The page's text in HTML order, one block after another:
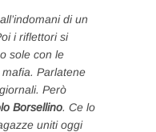
di un
i riflettori si
sole con le
mafia. Parlatene
Però
Borsellino. Ce lo
uniti oggi